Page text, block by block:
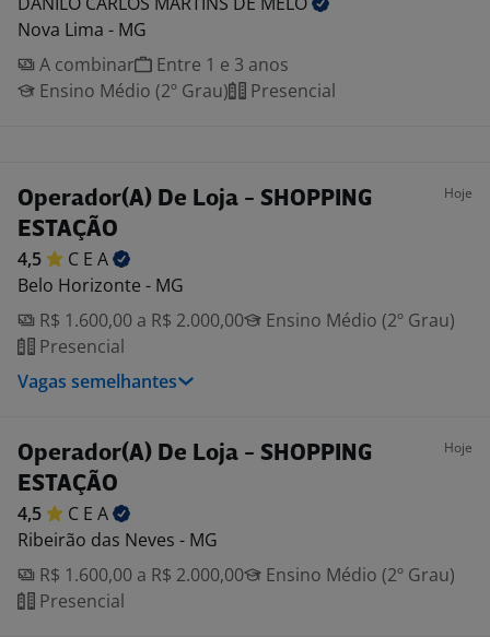
Nova Lima - MG
A combinar
Entre 1 e 3 anos
Ensino Médio (2º Grau)
Presencial
Operador(A) De Loja - SHOPPING
ESTAÇÃO
Hoje
4,5 C E A
Belo Horizonte - MG
R$ 1.600,00 a R$ 2.000,00
Ensino Médio (2º Grau)
Presencial
Vagas semelhantes
Operador(A) De Loja - SHOPPING
ESTAÇÃO
Hoje
4,5 C E A
Ribeirão das Neves - MG
R$ 1.600,00 a R$ 2.000,00
Ensino Médio (2º Grau)
Presencial